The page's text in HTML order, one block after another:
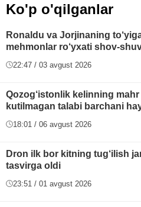
Ko'p o'qilganlar
Ronaldu va Jorjinaning
mehmonlar ro‘yxati shov-
22:47 / 03 avgust 2026
Qozog‘istonlik kelinning
kutilmagan talabi barchani
18:01 / 06 avgust 2026
Dron ilk bor kitning tug‘ilish
tasvirga oldi
23:51 / 01 avgust 2026